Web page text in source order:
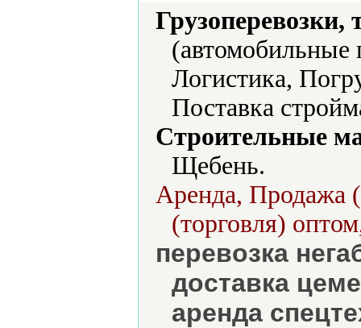
(автомобильные
Логистика,
Поставка
Строительные
Щебень.
Аренда, Продажа
(торговля)
перевозка
доставка
аренда